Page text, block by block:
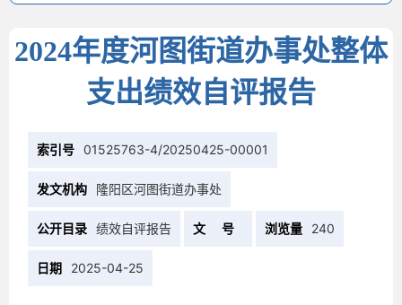
2024年度河图街道办事处整体
支出绩效自评报告
索引号 01525763-4/20250425-00001
发文机构 隆阳区河图街道办事处
公开目录 绩效自评报告 文 号 浏览量 240
日期 2025-04-25